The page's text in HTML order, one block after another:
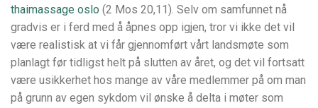
thaimassage oslo (2 Mos 20,11). Selv om samfunnet nå
gradvis er i ferd med å åpnes opp igjen, tror vi ikke det vil
være realistisk at vi får gjennomført vårt landsmøte som
planlagt før tidligst helt på slutten av året, og det vil fortsatt
være usikkerhet hos mange av våre medlemmer på om man
på grunn av egen sykdom vil ønske å delta i møter som